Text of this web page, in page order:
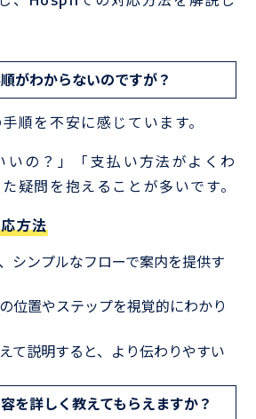
がわからないのですが？
順を不安に感じています。
いの？」「支払い方法がよくわ
疑問を抱えることが多いです。
方法
シンプルなフローで案内を提供す
位置やステップを視覚的にわかり
て説明すると、より伝わりやすい
を詳しく教えてもらえますか？